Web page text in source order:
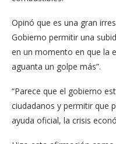
Opinó que es una gran
Gobierno permitir una
en un momento en que la
aguanta un golpe más”.
“Parece que el gobierno
ciudadanos y permitir que
ayuda oficial, la crisis